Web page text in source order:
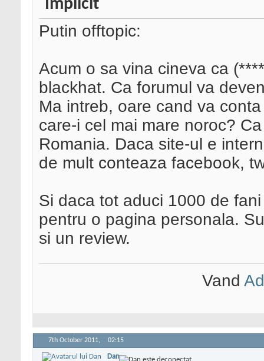
Putin offtopic:
Acum o sa vina cineva ca
blackhat. Ca forumul va
Ma intreb, oare cand va
care-i cel mai mare noroc?
Romania. Daca site-ul e
de mult conteaza facebook,
Si daca tot aduci 1000 de
pentru o pagina personala.
si un review.
Vand
7th October 2011, 02:15
Dan